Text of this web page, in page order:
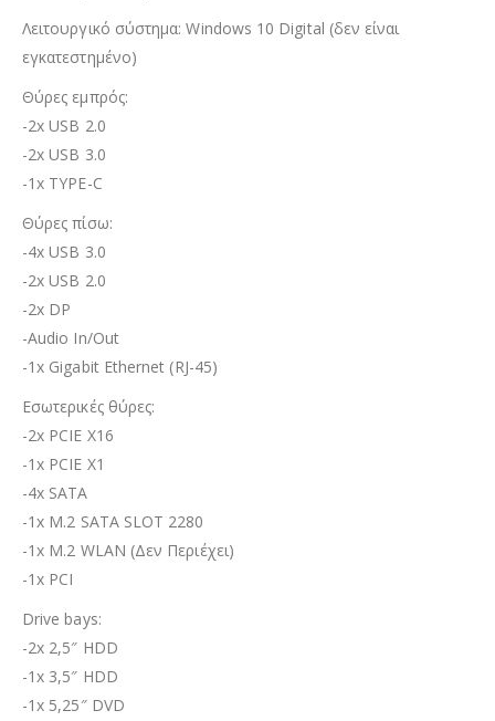
Λειτουργικό σύστημα: Windows 10 Digital (δεν είναι
εγκατεστημένο)
Θύρες εμπρός:
-2x USB 2.0
-2x USB 3.0
-1x TYPE-C
Θύρες πίσω:
-4x USB 3.0
-2x USB 2.0
-2x DP
-Audio In/Out
-1x Gigabit Ethernet (RJ-45)
Εσωτερικές θύρες:
-2x PCIE X16
-1x PCIE X1
-4x SATA
-1x M.2 SATA SLOT 2280
-1x M.2 WLAN (Δεν Περιέχει)
-1x PCI
Drive bays:
-2x 2,5″ HDD
-1x 3,5″ HDD
-1x 5,25″ DVD